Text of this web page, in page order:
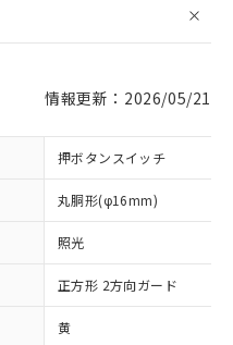
情報更新：2026/05/21
押ボタンスイッチ
丸胴形(φ16mm)
照光
正方形 2方向ガード
黄